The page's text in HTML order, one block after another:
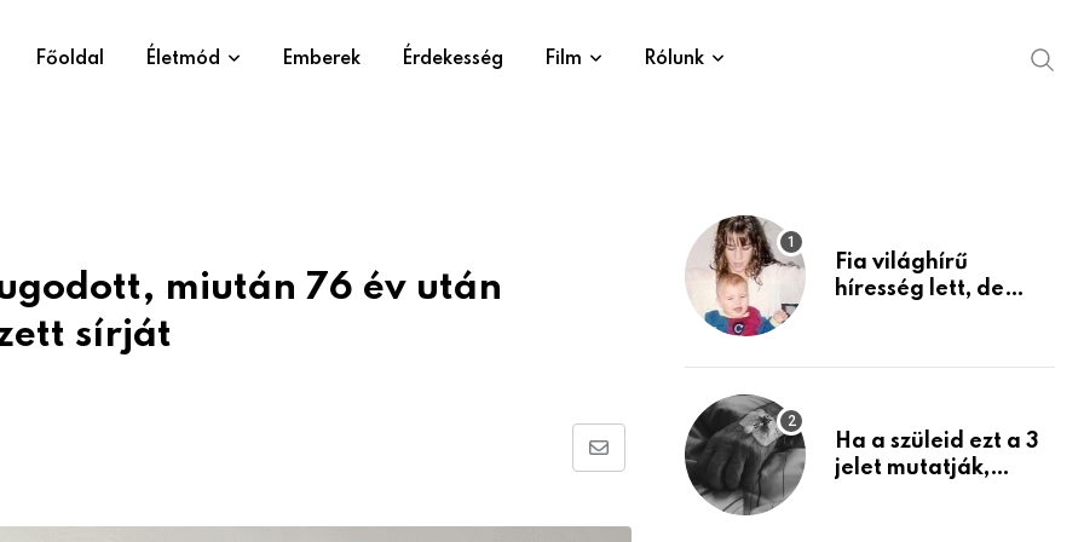
Főoldal Életmód Emberek Érdekesség Film Rólunk
miután 76 év után
sírját
Share
Email
Fia világhírű
híresség lett, de
mint azt el tudnád
Ha a szüleid ezt a 3
jelet mutatják,